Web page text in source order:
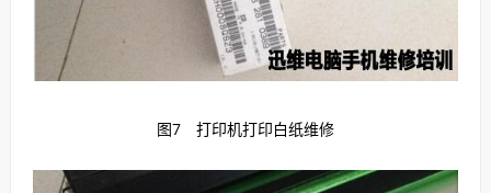
图7 打印机打印白纸维修